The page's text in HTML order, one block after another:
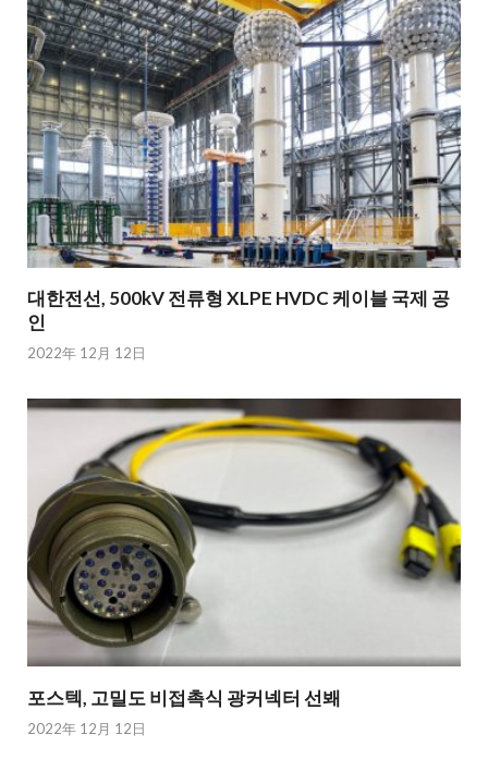
대한전선, 500kV 전류형 XLPE HVDC 케이블 국제 공
인
2022年 12月 12日
포스텍, 고밀도 비접촉식 광커넥터 선봬
2022年 12月 12日